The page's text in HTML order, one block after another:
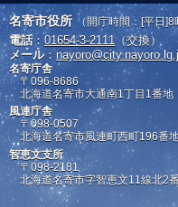
名寄市役所 （開庁時間：[平日]8
電話： 01654-3-2111 （交換）
メール：
名寄庁舎
〒096-8686
北海道名寄市大通南1丁目1番地
風連庁舎
〒098-0507
北海道名寄市風連町西町196番
智恵文支所
〒098-2181
北海道名寄市字智恵文11線北2